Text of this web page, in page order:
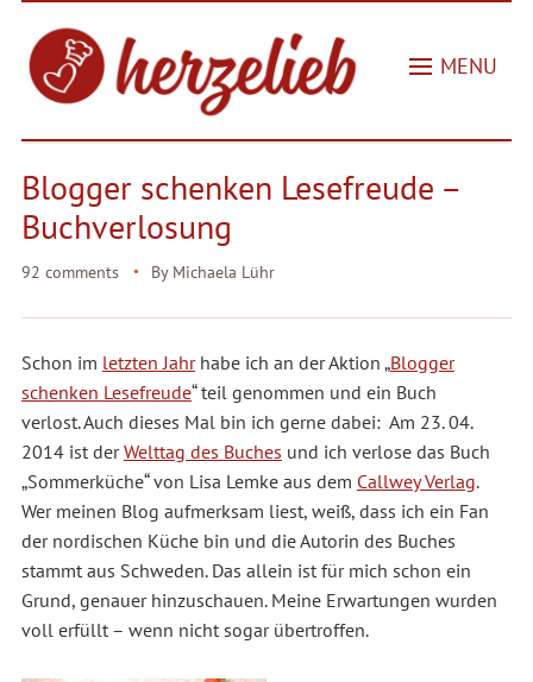
MENU
Blogger schenken Lesefreude –
Buchverlosung
92 comments By Michaela Lühr
Schon im letzten Jahrhabe ich an der Aktion „Blogger
schenken Lesefreude“ teil genommen und ein Buch
verlost. Auch dieses Mal bin ich gerne dabei: Am 23. 04.
2014 ist derWelttag des Buches und ich verlose das Buch
„Sommerküche“ von Lisa Lemke aus dem Callwey Verlag.
Wer meinen Blog aufmerksam liest, weiß, dass ich ein Fan
der nordischen Küche bin und die Autorin des Buches
stammt aus Schweden. Das allein ist für mich schon ein
Grund, genauer hinzuschauen. Meine Erwartungen wurden
voll erfüllt – wenn nicht sogar übertroffen.